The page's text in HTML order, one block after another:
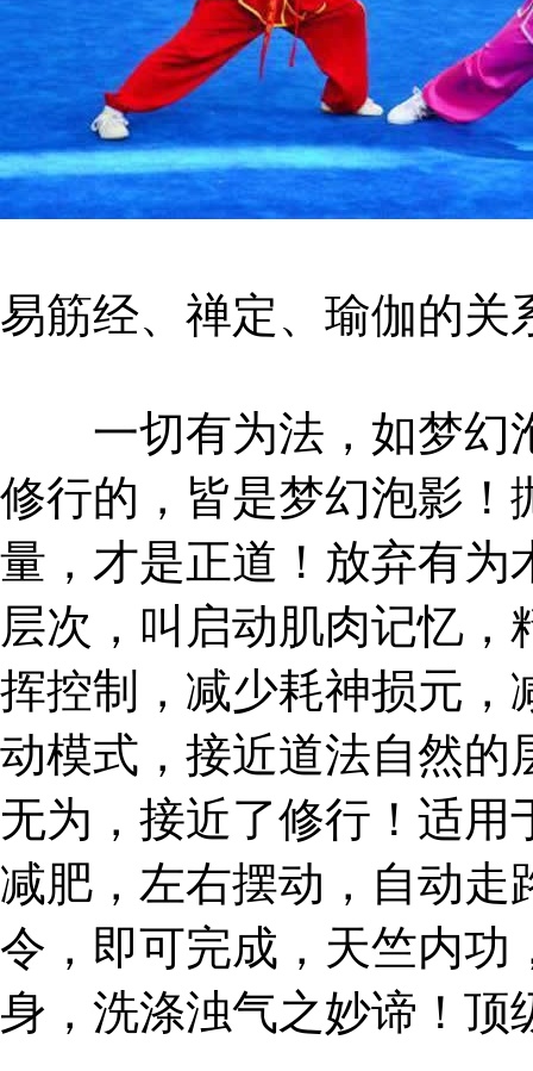
易筋经、禅定、瑜伽的关
一切有为法，如梦幻
修行的，皆是梦幻泡影！
量，才是正道！放弃有为
层次，叫启动肌肉记忆
挥控制，减少耗神损元，
动模式，接近道法自然的
无为，接近了修行！适
减肥，左右摆动，自动走
令，即可完成，天竺内功
身，洗涤浊气之妙谛！顶